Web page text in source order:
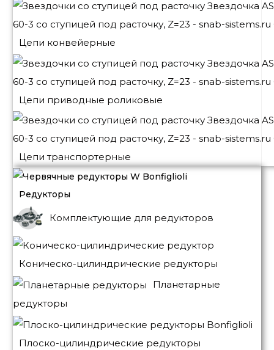
Цепи конвейерные
Цепи приводные роликовые
Цепи транспортерные
Редукторы
Комплектующие для редукторов
Коническо-цилиндрические редукторы
Планетарные
редукторы
Плоско-цилиндрические редукторы